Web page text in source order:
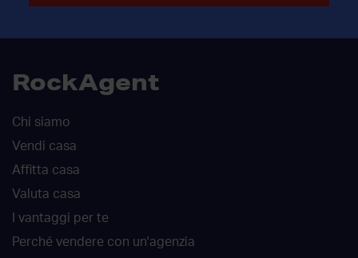
RockAgent
Chi siamo
Vendi casa
Affitta casa
Valuta casa
I vantaggi per te
Perché vendere con un'agenzia